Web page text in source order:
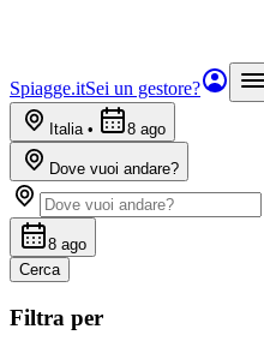
Spiagge.itSei un gestore?
Italia• 8 ago
Dove vuoi andare?
8 ago
Cerca
Filtra per